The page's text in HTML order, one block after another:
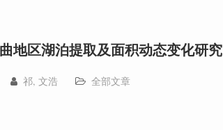
地区湖泊提取及面积动态变化研究
祁, 文浩 全部文章